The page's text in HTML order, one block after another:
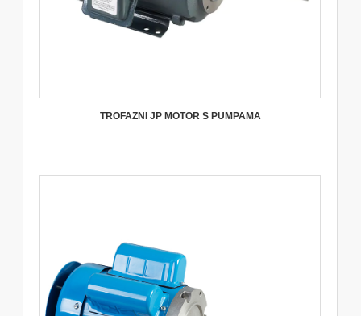
TROFAZNI JP MOTOR S PUMPAMA